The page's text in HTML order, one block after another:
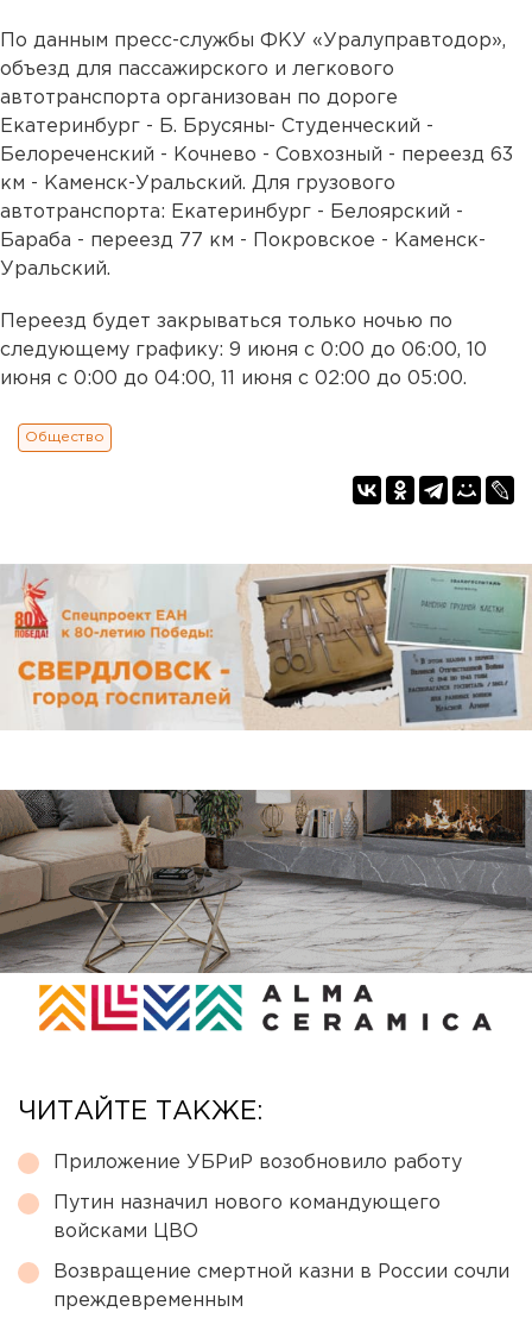
По данным пресс-службы ФКУ «Уралуправтодор»,
объезд для пассажирского и легкового
автотранспорта организован по дороге
Екатеринбург - Б. Брусяны- Студенческий -
Белореченский - Кочнево - Совхозный - переезд 63
км - Каменск-Уральский. Для грузового
автотранспорта: Екатеринбург - Белоярский -
Бараба - переезд 77 км - Покровское - Каменск-
Уральский.
Переезд будет закрываться только ночью по
следующему графику: 9 июня с 0:00 до 06:00, 10
июня с 0:00 до 04:00, 11 июня с 02:00 до 05:00.
Общество
ЧИТАЙТЕ ТАКЖЕ:
Приложение УБРиР возобновило работу
Путин назначил нового командующего
войсками ЦВО
Возвращение смертной казни в России сочли
преждевременным